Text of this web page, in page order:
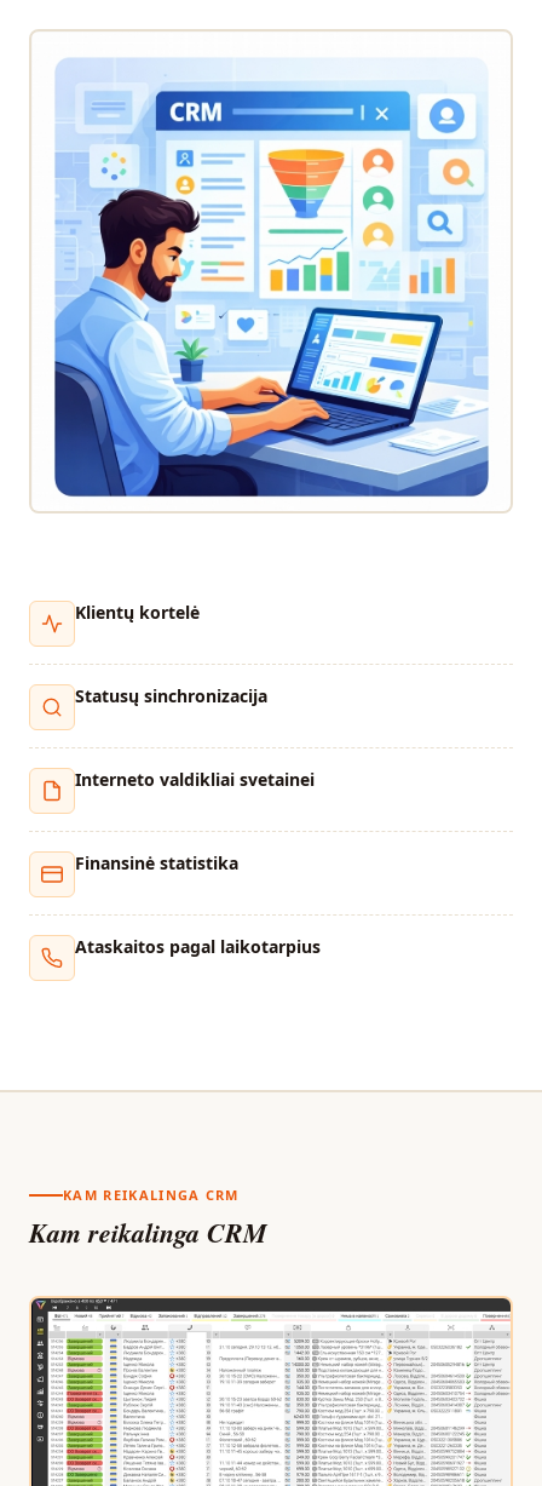
Klientų kortelė
Statusų sinchronizacija
Interneto valdikliai svetainei
Finansinė statistika
Ataskaitos pagal laikotarpius
KAM REIKALINGA CRM
Kam reikalinga CRM